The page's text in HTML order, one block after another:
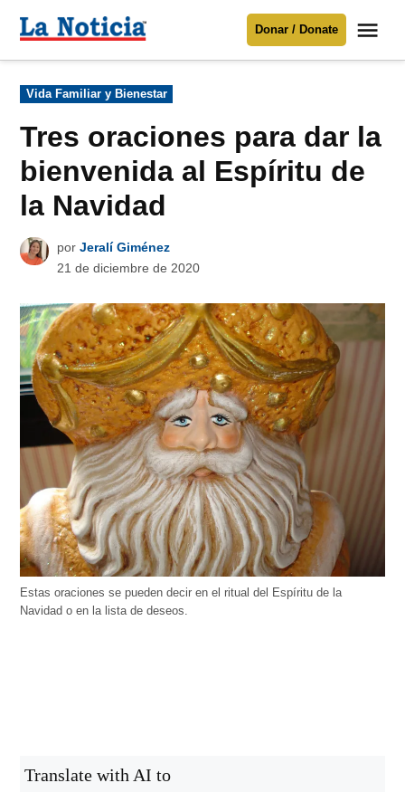
Para mantenerte informado necesitamos
Donar
contenido
Noticia
Donar / Donate
Publicado
en
Vida Familiar y Bienestar
Tres oraciones para dar la
bienvenida al Espíritu de
la Navidad
por Jeralí Giménez
21 de diciembre de 2020
Estas oraciones se pueden decir en el ritual del Espíritu de la
Navidad o en la lista de deseos.
Translate with AI to